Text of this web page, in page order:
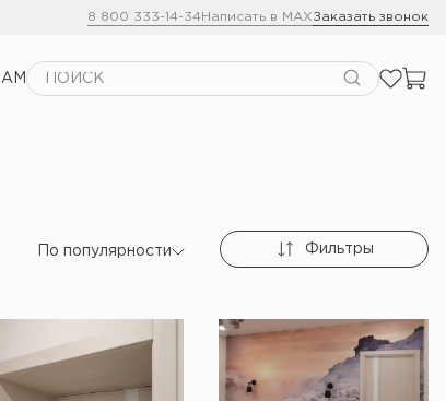
8 800 333-14-34Написать в MAXЗаказать звонок
По популярности Фильтры